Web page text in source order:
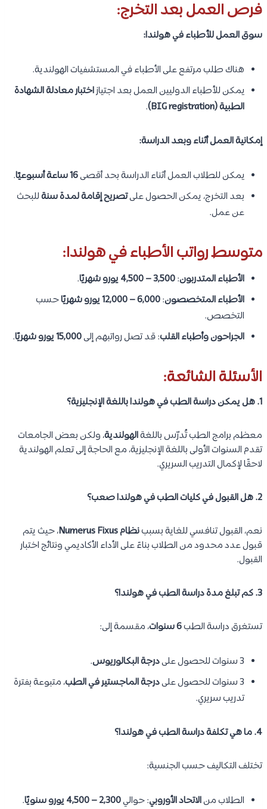
فرص العمل بعد التخرج:
سوق العمل للأطباء في هولندا:
هناك طلب مرتفع على الأطباء في المستشفيات الهولندية.
يمكن للأطباء الدوليين العمل بعد اجتيازاختبار معادلة الشهادة
الطبية (BIG registration)
.
إمكانية العمل أثناء وبعد الدراسة:
يمكن للطلاب العمل أثناء الدراسة بحد أقصى16 ساعة أسبوعيًا
.
بعد التخرج، يمكن الحصول علىتصريح إقامة لمدة سنةللبحث
عن عمل.
متوسط رواتب الأطباء في هولندا:
الأطباء المتدربون:3,500 – 4,500 يورو شهريًا
.
الأطباء المتخصصون:6,000 – 12,000 يورو شهريًا
حسب
التخصص.
الجراحون وأطباء القلب: قد تصل رواتبهم إلى15,000 يورو شهريًا .
الأسئلة الشائعة:
1. هل يمكن دراسة الطب في هولندا باللغة الإنجليزية؟
معظم برامج الطب تُدرّس باللغةالهولندية، ولكن بعض الجامعات
تقدم السنوات الأولى باللغة الإنجليزية، مع الحاجة إلى تعلم الهولندية
لاحقًا لإكمال التدريب السريري.
2. هل القبول في كليات الطب في هولندا صعب؟
نعم، القبول تنافسي للغاية بسببنظام Numerus Fixus
، حيث يتم
قبول عدد محدود من الطلاب بناءً على الأداء الأكاديمي ونتائج اختبار
القبول.
3. كم تبلغ مدة دراسة الطب في هولندا؟
تستغرق دراسة الطب6 سنوات ، مقسمة إلى:
3 سنوات للحصول على درجة البكالوريوس.
3 سنوات للحصول على
درجة الماجستير في الطب، متبوعة بفترة
تدريب سريري.
4. ما هي تكلفة دراسة الطب في هولندا؟
تختلف التكاليف حسب الجنسية:
الطلاب منالاتحاد الأوروبي: حوالي2,300 – 4,500 يورو سنويًا
.